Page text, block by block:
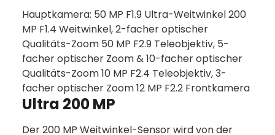
Hauptkamera: 50 MP F1.9 Ultra-Weitwinkel 200
MP F1.4 Weitwinkel, 2-facher optischer
Qualitäts-Zoom 50 MP F2.9 Teleobjektiv, 5-
facher optischer Zoom & 10-facher optischer
Qualitäts-Zoom 10 MP F2.4 Teleobjektiv, 3-
facher optischer Zoom 12 MP F2.2 Frontkamera
Ultra 200 MP
Der 200 MP Weitwinkel-Sensor wird von der